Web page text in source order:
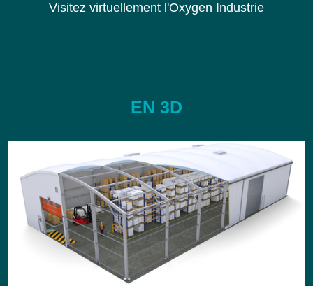
Visitez virtuellement l'Oxygen Industrie
EN 3D